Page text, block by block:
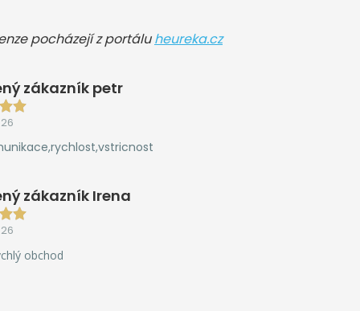
pocházejí z portáluheureka.cz
zákazník petr
zákazník Irena
obchod